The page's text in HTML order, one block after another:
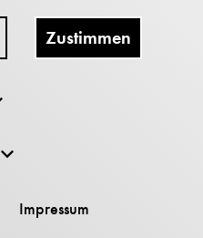
mit üppigen
der Technik, sind
doch zu den
Sammlung dieser
Zustimmen
Impressum